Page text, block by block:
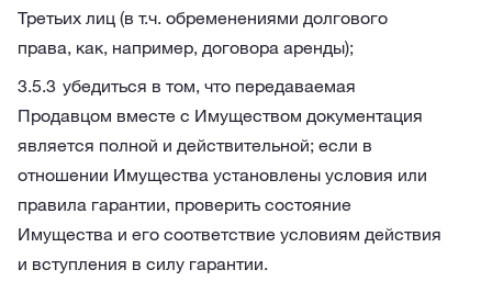
Третьих лиц (в т.ч. обременениями долгового
права, как, например, договора аренды);
убедиться в том, что передаваемая
Продавцом вместе с Имуществом документация
является полной и действительной; если в
отношении Имущества установлены условия или
правила гарантии, проверить состояние
Имущества и его соответствие условиям действия
и вступления в силу гарантии.